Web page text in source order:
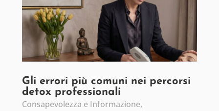
Gli errori più comuni nei percorsi
detox professionali
Consapevolezza e Informazione,